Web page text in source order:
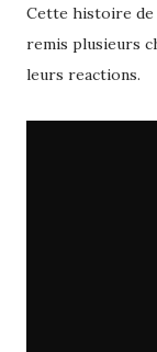
Cette histoire de
remis plusieurs
leurs reactions.